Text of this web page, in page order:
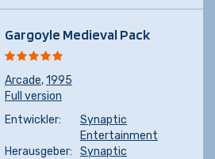
Gargoyle Medieval Pack
Arcade,1995
Full version
Entwickler:
Synaptic
Entertainment
Herausgeber:
Synaptic